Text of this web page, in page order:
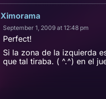
Ximorama
September 1, 2009 at 12:48 pm
Perfect!
Si la zona de la izquierda
que tal tiraba. ( ^.^) en el